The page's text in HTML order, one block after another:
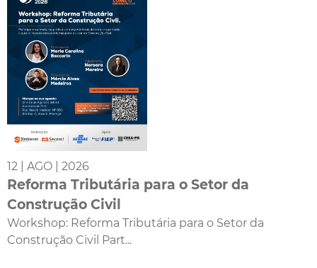
12 | AGO | 2026
Reforma Tributária para o Setor da
Construção Civil
Workshop: Reforma Tributária para o Setor da
Construção Civil Part...